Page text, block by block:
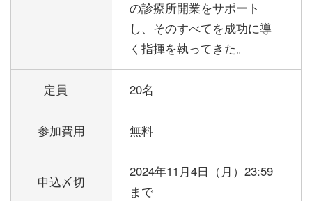
の診療所開業をサポート
し、そのすべてを成功に導
く指揮を執ってきた。
定員 20名
参加費用 無料
申込〆切
2024年11月4日（月）23:59
まで